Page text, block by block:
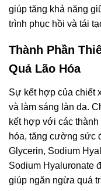
giúp tăng khả năng
trình phục hồi và tái
Thành Phần
Quả Lão Hóa
Sự kết hợp của chiết
và làm sáng làn da.
kết hợp với các
hóa, tăng cường sức
Glycerin, Sodium
Sodium Hyaluronate
giúp ngăn ngừa quá